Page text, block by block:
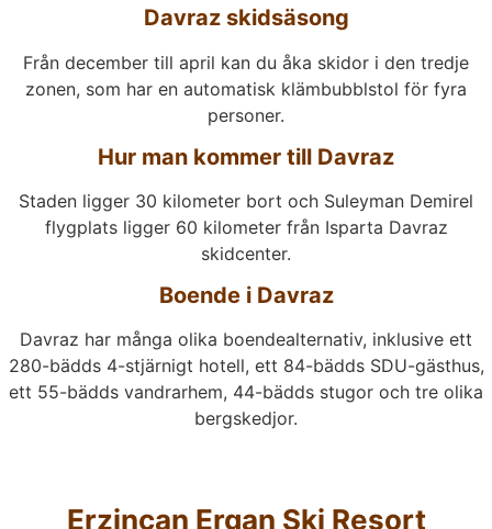
Davraz skidsäsong
Från december till april kan du åka skidor i den tredje
zonen, som har en automatisk klämbubblstol för fyra
personer.
Hur man kommer till Davraz
Staden ligger 30 kilometer bort och Suleyman Demirel
flygplats ligger 60 kilometer från Isparta Davraz
skidcenter.
Boende i Davraz
Davraz har många olika boendealternativ, inklusive ett
280-bädds 4-stjärnigt hotell, ett 84-bädds SDU-gästhus,
ett 55-bädds vandrarhem, 44-bädds stugor och tre olika
bergskedjor.
Erzincan Ergan Ski Resort